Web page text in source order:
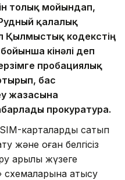
толық мойындап,
Рудный қалалық
Қылмыстық кодекстің
бойынша кінәлі деп
пробациялық
бас
жазасына
прокуратура.
карталарды сатып
және оған белгісіз
арқылы жүзеге
қатысу